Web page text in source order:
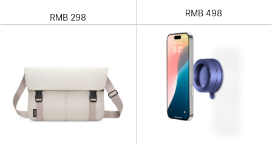
RMB 298 RMB 498